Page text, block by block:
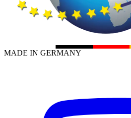
MADE IN GERMANY